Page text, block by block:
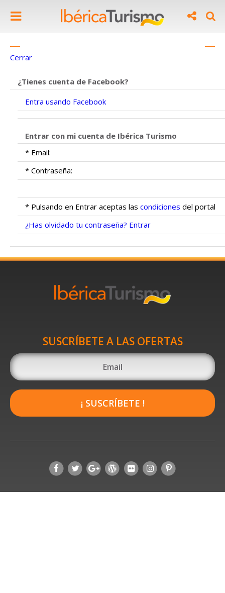
Cerrar
¿Tienes cuenta de Facebook?
Entra usando Facebook
Entrar con mi cuenta de Ibérica Turismo
* Email:
* Contraseña:
* Pulsando en Entrar aceptas las condiciones del portal
¿Has olvidado tu contraseña? Entrar
SUSCRÍBETE A LAS OFERTAS
¡ SUSCRÍBETE !